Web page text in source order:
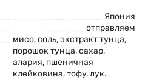
Япония
отправляем
мисо, соль, экстракт тунца,
порошок тунца, сахар,
алария, пшеничная
клейковина, тофу, лук.